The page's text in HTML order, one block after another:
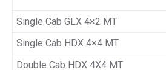
Single Cab GLX 4×2 MT
Single Cab HDX 4×4 MT
Double Cab HDX 4X4 MT